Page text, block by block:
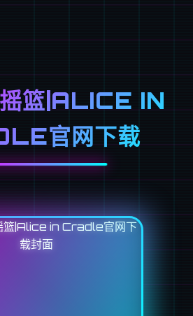
篮|ALICE IN
官网下载